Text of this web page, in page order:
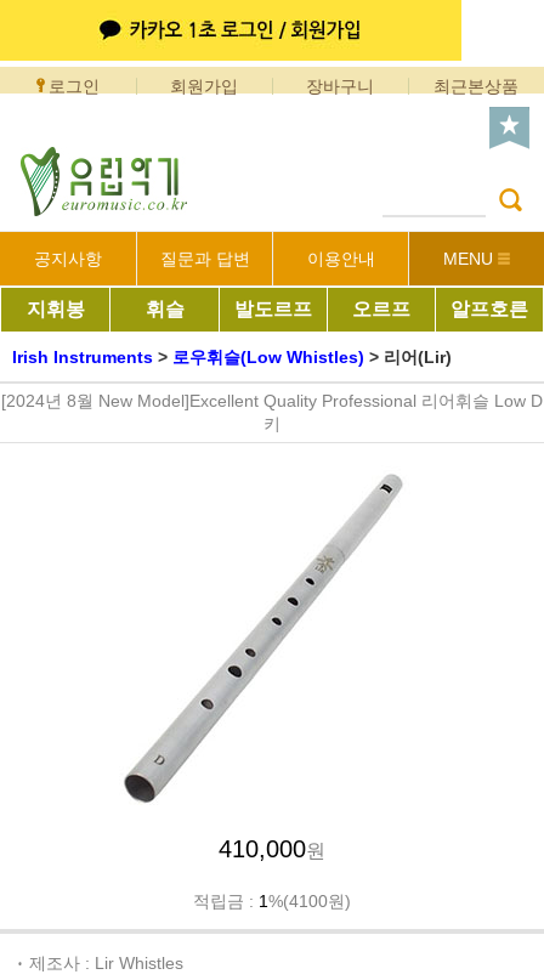
로그인 회원가입 장바구니 최근본상품
공지사항 질문과 답변 이용안내 MENU
지휘봉 휘슬 발도르프 오르프 알프호른
Irish Instruments > 로우휘슬(Low Whistles) > 리어(Lir)
[2024년 8월 New Model]Excellent Quality Professional 리어휘슬 Low D
키
410,000원
적립금 : 1%(4100원)
제조사 : Lir Whistles